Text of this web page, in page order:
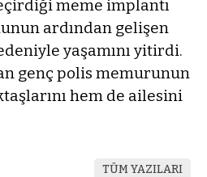
meme implantı
ardından gelişen
yaşamını yitirdi.
genç polis memurunun
hem de ailesini
TÜM YAZILARI